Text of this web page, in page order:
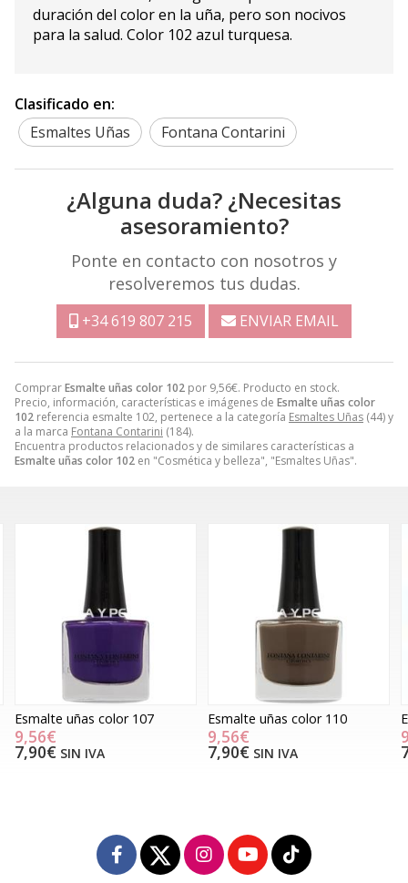
ComprarEsmalte uñas color 102 por 9,56€. Producto en stock.
Precio, información, características e imágenes de Esmalte uñas color
102 referencia esmalte 102, pertenece a la categoría Esmaltes Uñas (44) y
a la marca Fontana Contarini (184).
Encuentra productos relacionados y de similares características a
Esmalte uñas color 102 en "Cosmética y belleza", "Esmaltes Uñas".
duración del color en la uña, pero son nocivos
para la salud. Color 102 azul turquesa.
Clasificado en:
Esmaltes Uñas
Fontana Contarini
¿Alguna duda? ¿Necesitas
asesoramiento?
Ponte en contacto con nosotros y
resolveremos tus dudas.
+34 619 807 215 ENVIAR EMAIL
Esmalte uñas color 110
9,56€
7,90€SIN IVA
Esmalte uñas color 3
9,56€
7,90€SIN IVA